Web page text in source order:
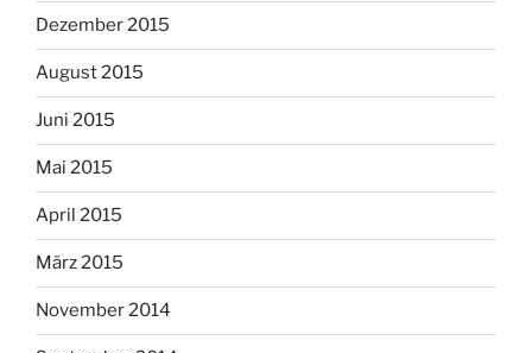
Dezember 2015
August 2015
Juni 2015
Mai 2015
April 2015
März 2015
November 2014